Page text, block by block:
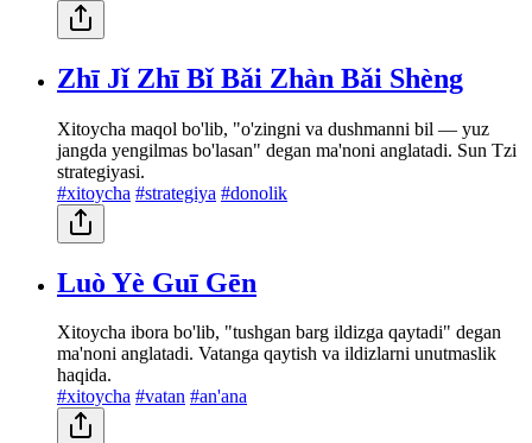
Zhī Jǐ Zhī Bǐ Bǎi Zhàn Bǎi Shèng
Xitoycha maqol bo'lib, "o'zingni va dushmanni bil — yuz
jangda yengilmas bo'lasan" degan ma'noni anglatadi. Sun Tzi
strategiyasi.
#xitoycha #strategiya #donolik
Luò Yè Guī Gēn
Xitoycha ibora bo'lib, "tushgan barg ildizga qaytadi" degan
ma'noni anglatadi. Vatanga qaytish va ildizlarni unutmaslik
haqida.
#xitoycha #vatan #an'ana